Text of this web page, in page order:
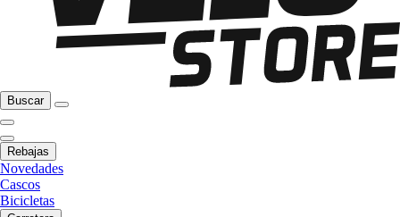
Buscar
Rebajas
Novedades
Cascos
Bicicletas